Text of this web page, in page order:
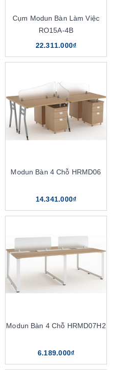
Cụm Modun Bàn Làm Việc
RO15A-4B
22.311.000₫
Modun Bàn 4 Chỗ HRMD06
14.341.000₫
Modun Bàn 4 Chỗ HRMD07H2
6.189.000₫